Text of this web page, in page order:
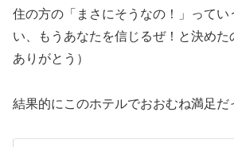
住の方の「まさにそうなの！」ってい
い、もうあなたを信じるぜ！と決めた
ありがとう）
結果的にこのホテルでおおむね満足だ